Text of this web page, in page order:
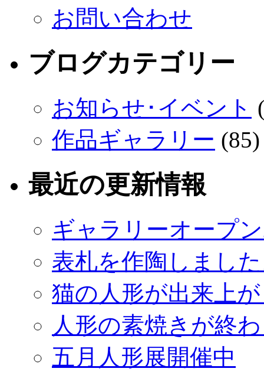
お問い合わせ
ブログカテゴリー
お知らせ･イベント
作品ギャラリー (85)
最近の更新情報
ギャラリーオープ
表札を作陶しまし
猫の人形が出来上
人形の素焼きが終
五月人形展開催中